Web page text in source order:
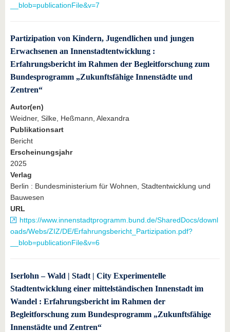
__blob=publicationFile&v=7
Partizipation von Kindern, Jugendlichen und jungen
Erwachsenen an Innenstadtentwicklung :
Erfahrungsbericht im Rahmen der Begleitforschung zum
Bundesprogramm „Zukunftsfähige Innenstädte und
Zentren“
Autor(en)
Weidner, Silke, Heßmann, Alexandra
Publikationsart
Bericht
Erscheinungsjahr
2025
Verlag
Berlin : Bundesministerium für Wohnen, Stadtentwicklung und
Bauwesen
URL
https://www.innenstadtprogramm.bund.de/SharedDocs/downl
oads/Webs/ZIZ/DE/Erfahrungsbericht_Partizipation.pdf?
__blob=publicationFile&v=6
Iserlohn – Wald | Stadt | City Experimentelle
Stadtentwicklung einer mittelständischen Innenstadt im
Wandel : Erfahrungsbericht im Rahmen der
Begleitforschung zum Bundesprogramm „Zukunftsfähige
Innenstädte und Zentren“